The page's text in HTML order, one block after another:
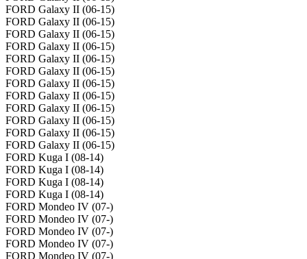
FORD Galaxy II (06-15)
FORD Galaxy II (06-15)
FORD Galaxy II (06-15)
FORD Galaxy II (06-15)
FORD Galaxy II (06-15)
FORD Galaxy II (06-15)
FORD Galaxy II (06-15)
FORD Galaxy II (06-15)
FORD Galaxy II (06-15)
FORD Galaxy II (06-15)
FORD Galaxy II (06-15)
FORD Galaxy II (06-15)
FORD Kuga I (08-14)
FORD Kuga I (08-14)
FORD Kuga I (08-14)
FORD Kuga I (08-14)
FORD Mondeo IV (07-)
FORD Mondeo IV (07-)
FORD Mondeo IV (07-)
FORD Mondeo IV (07-)
FORD Mondeo IV (07-)